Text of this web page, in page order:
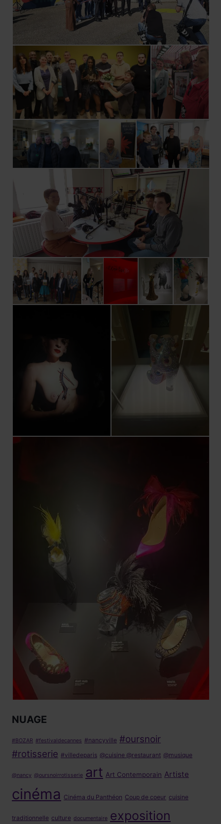
NUAGE
#BOZAR #festivaldecannes #nancyville #oursnoir
#rotisserie #villedeparis @cuisine @restaurant @musique
@nancy @oursnoirrotisserie art Art Contemporain Artiste
cinéma Cinéma du Panthéon Coup de coeur cuisine
traditionnelle culture documentaire exposition